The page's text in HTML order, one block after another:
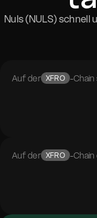
Nuls (NULS)
Auf der XFRO -Chain
Auf der XFRO -Chain